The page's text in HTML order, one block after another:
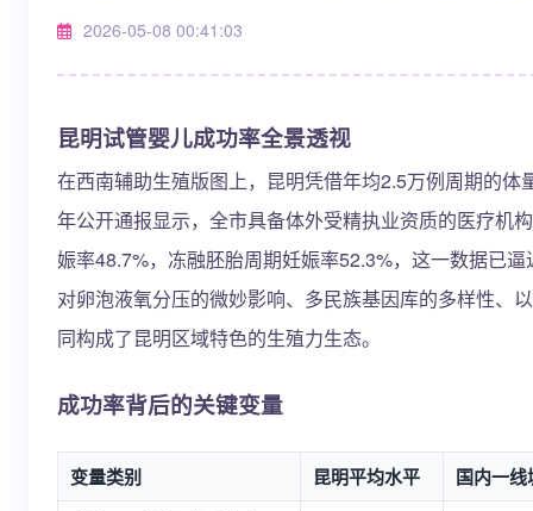
2026-05-08 00:41:03
昆明试管婴儿成功率全景透视
在西南辅助生殖版图上，昆明凭借年均2.5万例周期的体
年公开通报显示，全市具备体外受精执业资质的医疗机
娠率48.7%，冻融胚胎周期妊娠率52.3%，这一数据已
对卵泡液氧分压的微妙影响、多民族基因库的多样性、
同构成了昆明区域特色的生殖力生态。
成功率背后的关键变量
变量类别 昆明平均水平 国内一线